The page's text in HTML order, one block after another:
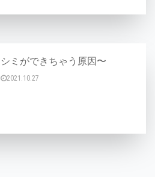
シミができちゃう原因〜
2021.10.27